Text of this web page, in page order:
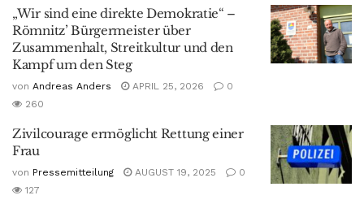
„Wir sind eine direkte Demokratie“ –
Römnitz’ Bürgermeister über
Zusammenhalt, Streitkultur und den
Kampf um den Steg
von Andreas Anders APRIL 25, 2026
0
260
Zivilcourage ermöglicht Rettung einer
Frau
von Pressemitteilung AUGUST 19, 2025
0
127